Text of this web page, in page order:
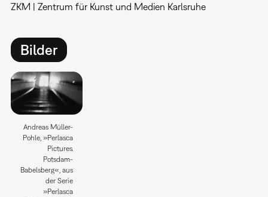
ZKM | Zentrum für Kunst und Medien Karlsruhe
Bilder
Andreas Müller-
Pohle, »Perlasca
Pictures.
Potsdam-
Babelsberg«, aus
der Serie
»Perlasca